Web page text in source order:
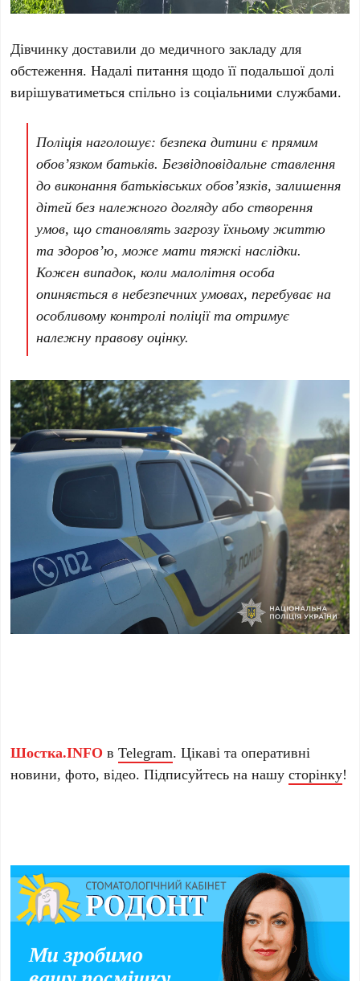
Дівчинку доставили до медичного закладу для
обстеження. Надалі питання щодо її подальшої долі
вирішуватиметься спільно із соціальними службами.
Поліція наголошує: безпека дитини є прямим
обов’язком батьків. Безвідповідальне ставлення
до виконання батьківських обов’язків, залишення
дітей без належного догляду або створення
умов, що становлять загрозу їхньому життю
та здоров’ю, може мати тяжкі наслідки.
Кожен випадок, коли малолітня особа
опиняється в небезпечних умовах, перебуває на
особливому контролі поліції та отримує
належну правову оцінку.
Шостка.INFO вTelegram. Цікаві та оперативні
новини, фото, відео. Підписуйтесь на нашусторінку!